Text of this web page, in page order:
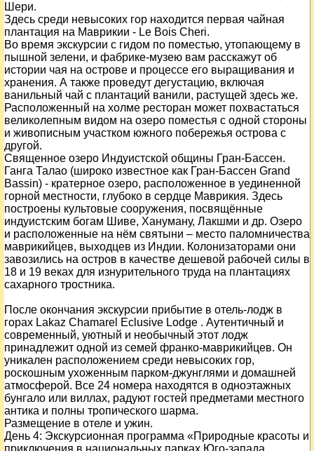
Шери.
Здесь среди невысоких гор находится первая чайная
плантация на Маврикии - Le Bois Cheri.
Во время экскурсии с гидом по поместью, утопающему в
пышной зелени, и фабрике-музею вам расскажут об
истории чая на острове и процессе его выращивания и
хранения. А также проведут дегустацию, включая
ванильный чай с плантаций ванили, растущей здесь же.
Расположенный на холме ресторан может похвастаться
великолепным видом на озеро поместья с одной стороны
и живописным участком южного побережья острова с
другой.
Священное озеро Индуистской общины Гран-Бассен.
Ганга Талао (широко известное как Гран-Бассен Grand
Bassin) - кратерное озеро, расположенное в уединенной
горной местности, глубоко в сердце Маврикия. Здесь
построены культовые сооружения, посвящённые
индуистским богам Шиве, Хануману, Лакшми и др. Озеро
и расположенные на нём святыни – место паломничества
маврикийцев, выходцев из Индии. Колонизаторами они
завозились на остров в качестве дешевой рабочей силы в
18 и 19 веках для изнурительного труда на плантациях
сахарного тростника.
После окончания экскурсии прибытие в отель-лодж в
горах Lakaz Chamarel Eclusive Lodge . Аутентичный и
современный, уютный и необычный этот лодж
принадлежит одной из семей франко-маврикийцев. Он
уникален расположением среди невысоких гор,
роскошным ухоженным парком-джунглями и домашней
атмосферой. Все 24 номера находятся в одноэтажных
бунгало или виллах, радуют гостей предметами местного
антика и полны тропического шарма.
Размещение в отеле и ужин.
День 4: Экскурсионная программа «Природные красоты и
приключения в национальных парках Юго-запада